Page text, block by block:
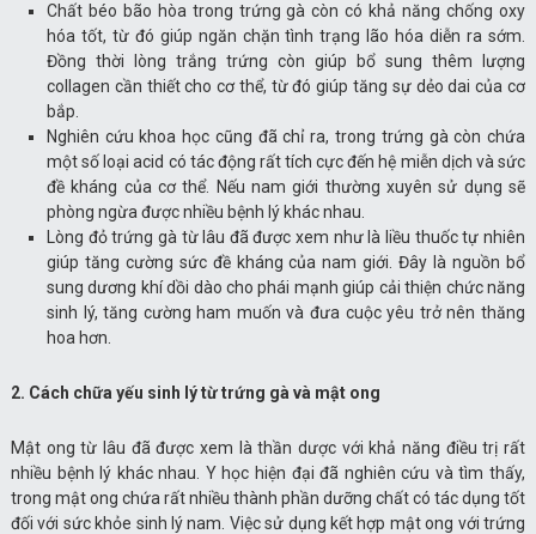
Chất béo bão hòa trong trứng gà còn có khả năng chống oxy
hóa tốt, từ đó giúp ngăn chặn tình trạng lão hóa diễn ra sớm.
Đồng thời lòng trắng trứng còn giúp bổ sung thêm lượng
collagen cần thiết cho cơ thể, từ đó giúp tăng sự dẻo dai của cơ
bắp.
Nghiên cứu khoa học cũng đã chỉ ra, trong trứng gà còn chứa
một số loại acid có tác động rất tích cực đến hệ miễn dịch và sức
đề kháng của cơ thể. Nếu nam giới thường xuyên sử dụng sẽ
phòng ngừa được nhiều bệnh lý khác nhau.
Lòng đỏ trứng gà từ lâu đã được xem như là liều thuốc tự nhiên
giúp tăng cường sức đề kháng của nam giới. Đây là nguồn bổ
sung dương khí dồi dào cho phái mạnh giúp cải thiện chức năng
sinh lý, tăng cường ham muốn và đưa cuộc yêu trở nên thăng
hoa hơn.
2. Cách chữa yếu sinh lý từ trứng gà và mật ong
Mật ong từ lâu đã được xem là thần dược với khả năng điều trị rất
nhiều bệnh lý khác nhau. Y học hiện đại đã nghiên cứu và tìm thấy,
trong mật ong chứa rất nhiều thành phần dưỡng chất có tác dụng tốt
đối với sức khỏe sinh lý nam. Việc sử dụng kết hợp mật ong với trứng